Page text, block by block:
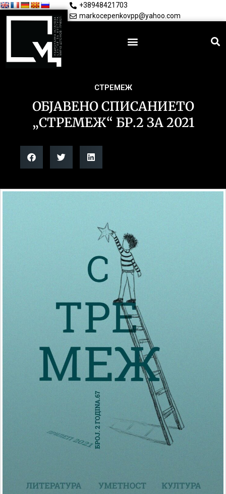
+38948421703
markocepenkovpp@yahoo.com
СТРЕМЕЖ
ОБЈАВЕНO СПИСАНИЕТО
„СТРЕМЕЖ“ БР.2 ЗА 2021